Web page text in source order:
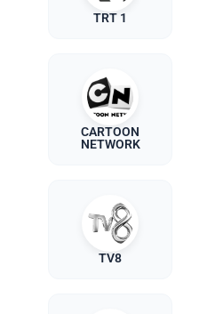
TRT 1
CARTOON
NETWORK
TV8